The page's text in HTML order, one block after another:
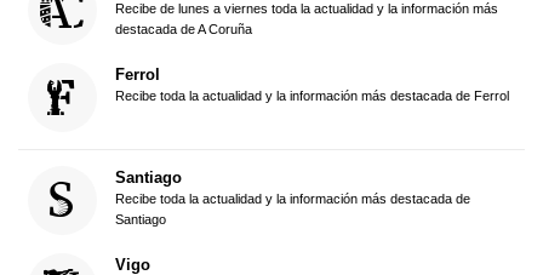
Recibe de lunes a viernes toda la actualidad y la información más
destacada de A Coruña
Ferrol
Recibe toda la actualidad y la información más destacada de Ferrol
Santiago
Recibe toda la actualidad y la información más destacada de
Santiago
Vigo